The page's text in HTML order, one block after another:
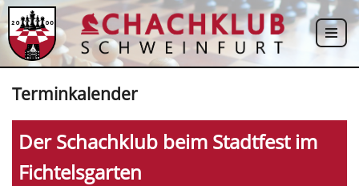
Zum
Inhalt
Terminkalender
Der Schachklub beim Stadtfest im
Fichtelsgarten